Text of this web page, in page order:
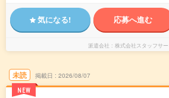
気になる! 応募へ進む
派遣会社 株式会社スタッフサ
未読
NEW
掲載日 2026/08/07